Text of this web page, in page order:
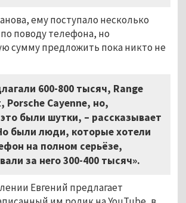
ему поступало несколько
поводу телефона, но
сумму предложить пока никто не
600-800 тысяч, Range
Porsche Cayenne, но,
были шутки, – рассказывает
были люди, которые хотели
на полном серьёзе,
за него 300-400 тысяч».
Евгений предлагает